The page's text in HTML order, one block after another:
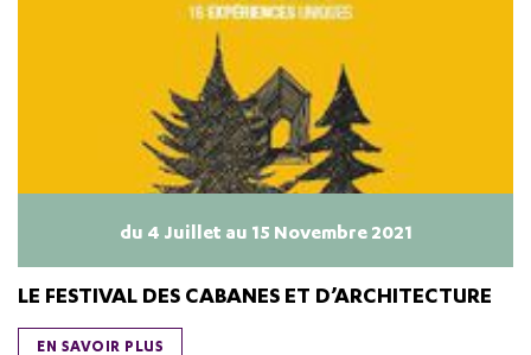
du 4 Juillet au 15 Novembre 2021
LE FESTIVAL DES CABANES ET D’ARCHITECTURE
EN SAVOIR PLUS